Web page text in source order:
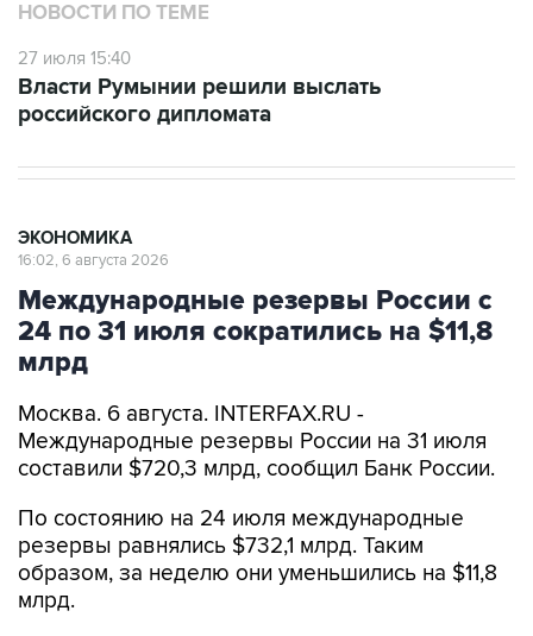
НОВОСТИ ПО ТЕМЕ
27 июля 15:40
Власти Румынии решили выслать
российского дипломата
ЭКОНОМИКА
16:02, 6 августа 2026
Международные резервы России с
24 по 31 июля сократились на $11,8
млрд
Москва. 6 августа. INTERFAX.RU -
Международные резервы России на 31 июля
составили $720,3 млрд, сообщил Банк России.
По состоянию на 24 июля международные
резервы равнялись $732,1 млрд. Таким
образом, за неделю они уменьшились на $11,8
млрд.